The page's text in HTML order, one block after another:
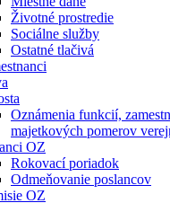
Životné prostredie
Sociálne služby
Ostatné tlačivá
Oznámenia funkcií,
majetkových pomerov
OZ
Rokovací poriadok
Odmeňovanie poslancov
OZ